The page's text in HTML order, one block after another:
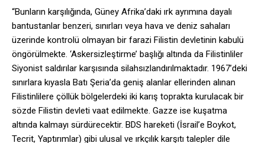
“Bunların karşılığında, Güney Afrika’daki ırk ayrımına dayalı
bantustanlar benzeri, sınırları veya hava ve deniz sahaları
üzerinde kontrolü olmayan bir farazi Filistin devletinin kabulü
öngörülmekte. ‘Askersizleştirme’ başlığı altında da Filistinliler
Siyonist saldırılar karşısında silahsızlandırılmaktadır. 1967’deki
sınırlara kıyasla Batı Şeria’da geniş alanlar ellerinden alınan
Filistinlilere çöllük bölgelerdeki iki karış toprakta kurulacak bir
sözde Filistin devleti vaat edilmekte. Gazze ise kuşatma
altında kalmayı sürdürecektir. BDS hareketi (İsrail’e Boykot,
Tecrit, Yaptırımlar) gibi ulusal ve ırkçılık karşıtı talepler dile